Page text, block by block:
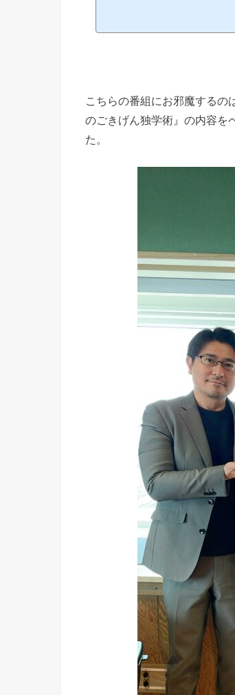
こちらの番組にお邪魔するの
のごきげん独学術』の内容を
た。